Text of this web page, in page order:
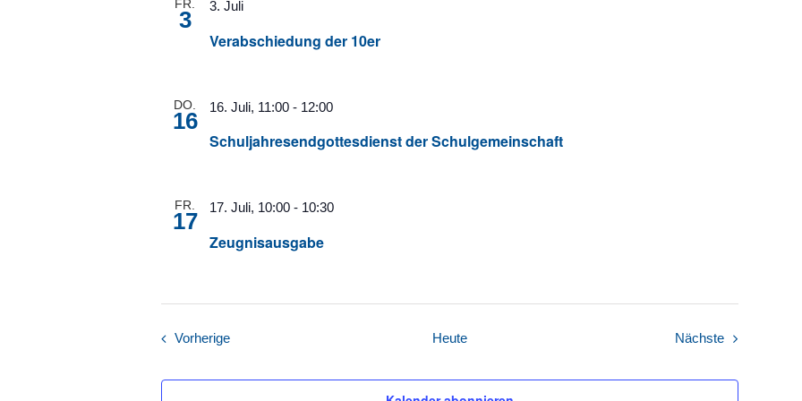
FR.
3
Verabschiedung der 10er
3. Juli
DO.
16
Schuljahresendgottesdienst der Schulgemeinschaft
16. Juli, 11:00- 12:00
FR.
17
Zeugnisausgabe
17. Juli, 10:00- 10:30
VorherigeVeranstaltungen Heute Nächste